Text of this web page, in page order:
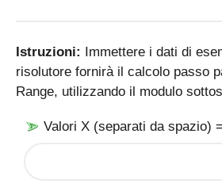
Istruzioni: Immettere i dati di
risolutore fornirà il calcolo passo
Range, utilizzando il modulo
Valori X (separati da spazio) =